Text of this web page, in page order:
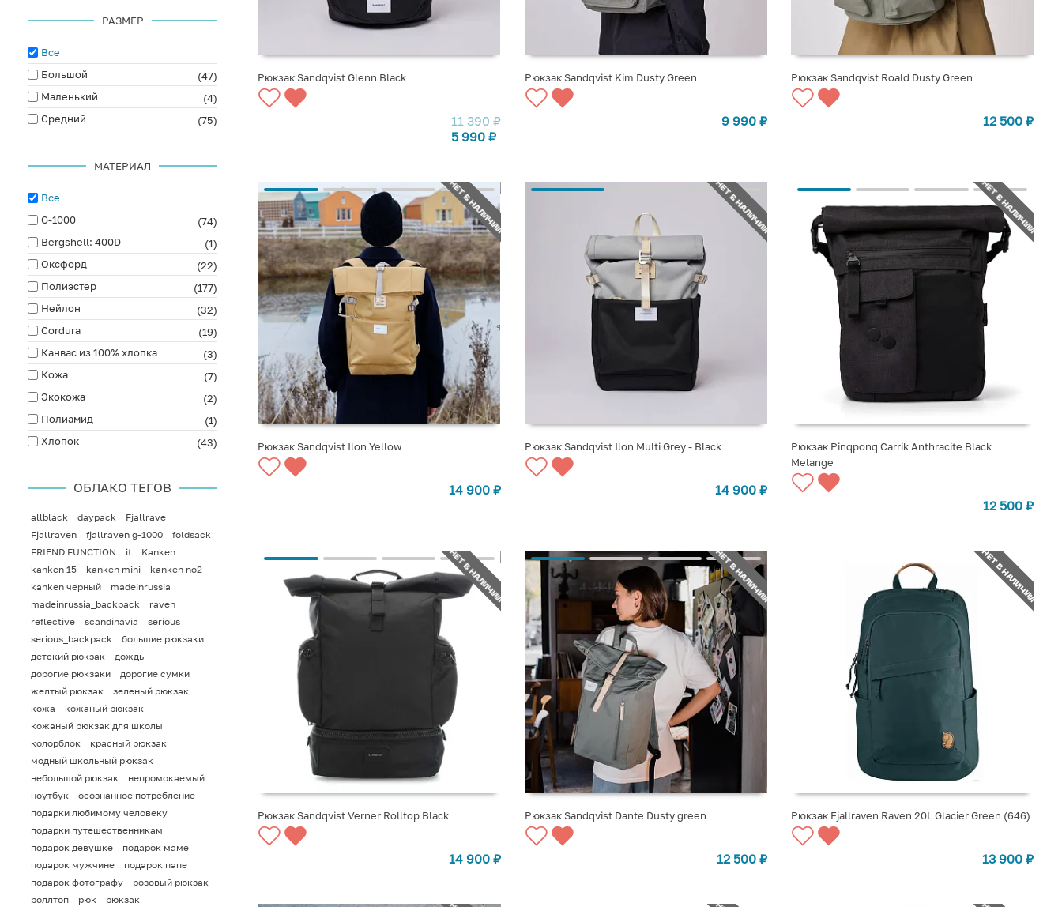
РАЗМЕР
Все
Большой
(47)
Маленький
(4)
Средний
(75)
МАТЕРИАЛ
Все
G-1000
(74)
Bergshell: 400D
(1)
Оксфорд
(22)
Полиэстер
(177)
Нейлон
(32)
Cordura
(19)
Канвас из 100% хлопка
(3)
Кожа
(7)
Экокожа
(2)
Полиамид
(1)
Хлопок
(43)
ОБЛАКО ТЕГОВ
allblack daypack
Fjallrave
Fjallraven
fjallraven g-1000
foldsack
FRIEND FUNCTION
it
Kanken
kanken 15
kanken mini
kanken no2
kanken черный
madeinrussia
madeinrussia_backpack
raven
reflective
scandinavia
serious
serious_backpack
большие рюкзаки
детский рюкзак
дождь
дорогие рюкзаки
дорогие сумки
желтый рюкзак
зеленый рюкзак
кожа
кожаный рюкзак
кожаный рюкзак для школы
колорблок
красный рюкзак
модный школьный рюкзак
небольшой рюкзак
непромокаемый
ноутбук
осознанное потребление
подарки любимому человеку
подарки путешественникам
подарок девушке
подарок маме
подарок мужчине
подарок папе
подарок фотографу
розовый рюкзак
роллтоп
рюк
рюкзак
СООБЩИТЬ О ПОСТУПЛЕНИИ
Рюкзак Sandqvist Glenn Black
11 390₽
5 990 ₽
СООБЩИТЬ О ПОСТУПЛЕНИИ
Рюкзак Sandqvist Kim Dusty Green
9 990 ₽
СООБЩИТЬ О ПОСТУПЛЕНИИ
Рюкзак Sandqvist Roald Dusty Green
12 500 ₽
НЕТ В НАЛИЧИИ
СООБЩИТЬ О ПОСТУПЛЕНИИ
Рюкзак Sandqvist Ilon Yellow
14 900 ₽
НЕТ В НАЛИЧИИ
СООБЩИТЬ О ПОСТУПЛЕНИИ
Рюкзак Sandqvist Ilon Multi Grey - Black
14 900 ₽
НЕТ В НАЛИЧИИ
СООБЩИТЬ О ПОСТУПЛЕНИИ
Рюкзак Pinqponq Carrik Anthracite Black
Melange
12 500 ₽
НЕТ В НАЛИЧИИ
СООБЩИТЬ О ПОСТУПЛЕНИИ
Рюкзак Sandqvist Verner Rolltop Black
14 900 ₽
НЕТ В НАЛИЧИИ
СООБЩИТЬ О ПОСТУПЛЕНИИ
Рюкзак Sandqvist Dante Dusty green
12 500 ₽
НЕТ В НАЛИЧИИ
СООБЩИТЬ О ПОСТУПЛЕНИИ
Рюкзак Fjallraven Raven 20L Glacier Green (646)
13 900 ₽